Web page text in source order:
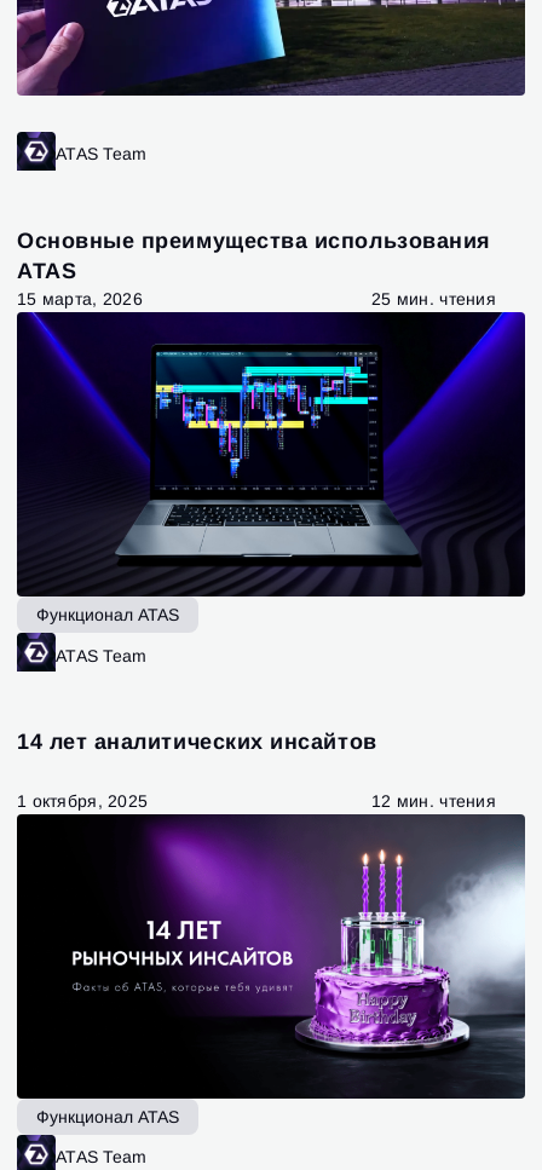
ATAS Team
Основные преимущества использования
ATAS
15 марта, 2026 25 мин. чтения
Функционал ATAS
ATAS Team
14 лет аналитических инсайтов
1 октября, 2025 12 мин. чтения
Функционал ATAS
ATAS Team
Email
Восстановить пароль
Введи адрес электронной почты, и мы отправим
Email